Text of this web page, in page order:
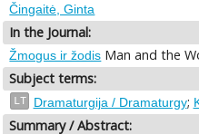
Čingaitė, Ginta
In the Journal:
Žmogus ir žodis Man and the
Subject terms:
LT Dramaturgija / Dramaturgy;
Summary / Abstract: